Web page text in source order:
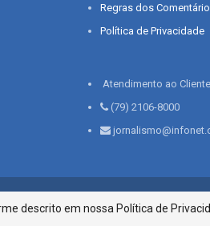
Regras dos
Política de Privacidade
Atendimento ao
(79) 2106-8000
Bairro São José | Aracaju-SE, CEP 49015-
descrito em nossa Política de